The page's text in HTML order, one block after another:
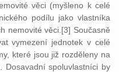
věci (myšleno k celé
podílu jako vlastníka
nemovité věci.[3] Současně
vymezení jednotek v celé
které jsou již rozděleny na
Dosavadní spoluvlastníci by